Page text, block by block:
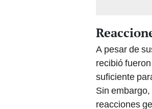
A pesar de
recibió
suficiente
Sin
reacciones